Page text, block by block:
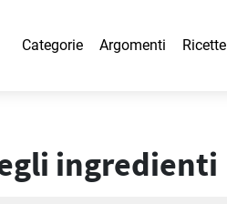
Categorie Argomenti Ricette
ingredienti